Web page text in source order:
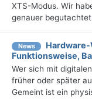
XTS-Modus. Wir
genauer
News
Funktionsweise,
Wer sich mit
früher oder später
Gemeint ist ein